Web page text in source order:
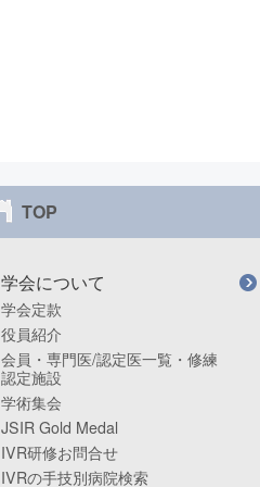
TOP
学会について
学会定款
役員紹介
会員・専門医/認定医一覧・修練
認定施設
学術集会
JSIR Gold Medal
IVR研修お問合せ
IVRの手技別病院検索